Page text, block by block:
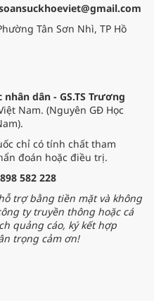
Tân Sơn Nhì, TP Hồ
dân - GS.TS Trương
Nam. (Nguyên GĐ Học
chỉ có tính chất tham
đoán hoặc điều trị.
582 228
trợ bằng tiền mặt và không
ty truyền thông hoặc cá
quảng cáo, ký kết hợp
trọng cảm ơn!